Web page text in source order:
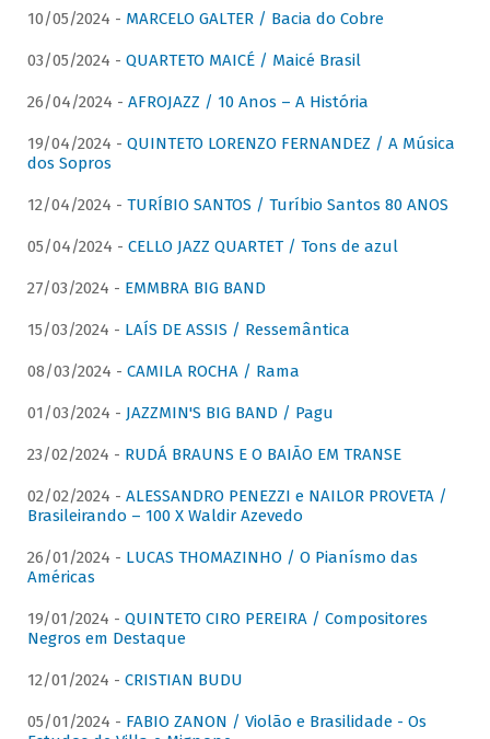
10/05/2024 - MARCELO GALTER / Bacia do Cobre
03/05/2024 - QUARTETO MAICÉ / Maicé Brasil
26/04/2024 - AFROJAZZ / 10 Anos – A História
19/04/2024 - QUINTETO LORENZO FERNANDEZ / A Música
dos Sopros
12/04/2024 - TURÍBIO SANTOS / Turíbio Santos 80 ANOS
05/04/2024 - CELLO JAZZ QUARTET / Tons de azul
27/03/2024 - EMMBRA BIG BAND
15/03/2024 - LAÍS DE ASSIS / Ressemântica
08/03/2024 - CAMILA ROCHA / Rama
01/03/2024 - JAZZMIN'S BIG BAND / Pagu
23/02/2024 - RUDÁ BRAUNS E O BAIÃO EM TRANSE
02/02/2024 - ALESSANDRO PENEZZI e NAILOR PROVETA /
Brasileirando – 100 X Waldir Azevedo
26/01/2024 - LUCAS THOMAZINHO / O Pianísmo das
Américas
19/01/2024 - QUINTETO CIRO PEREIRA / Compositores
Negros em Destaque
12/01/2024 - CRISTIAN BUDU
05/01/2024 - FABIO ZANON / Violão e Brasilidade - Os